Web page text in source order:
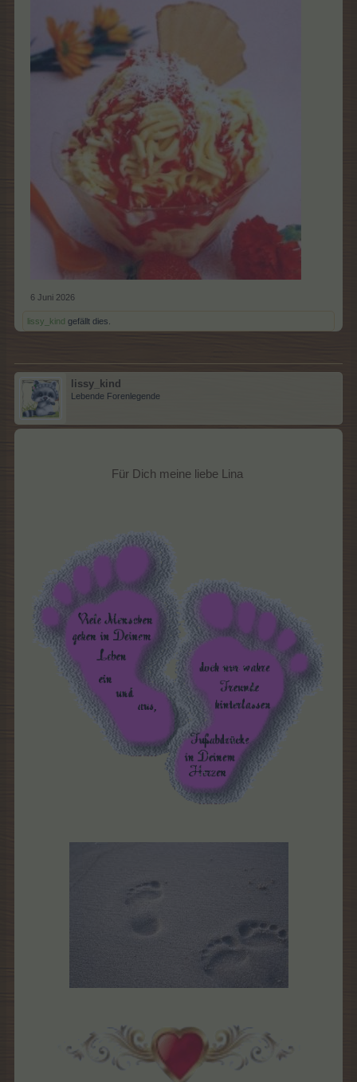
6 Juni 2026
lissy_kind gefällt dies.
lissy_kind
Lebende Forenlegende
Für Dich meine liebe Lina ​